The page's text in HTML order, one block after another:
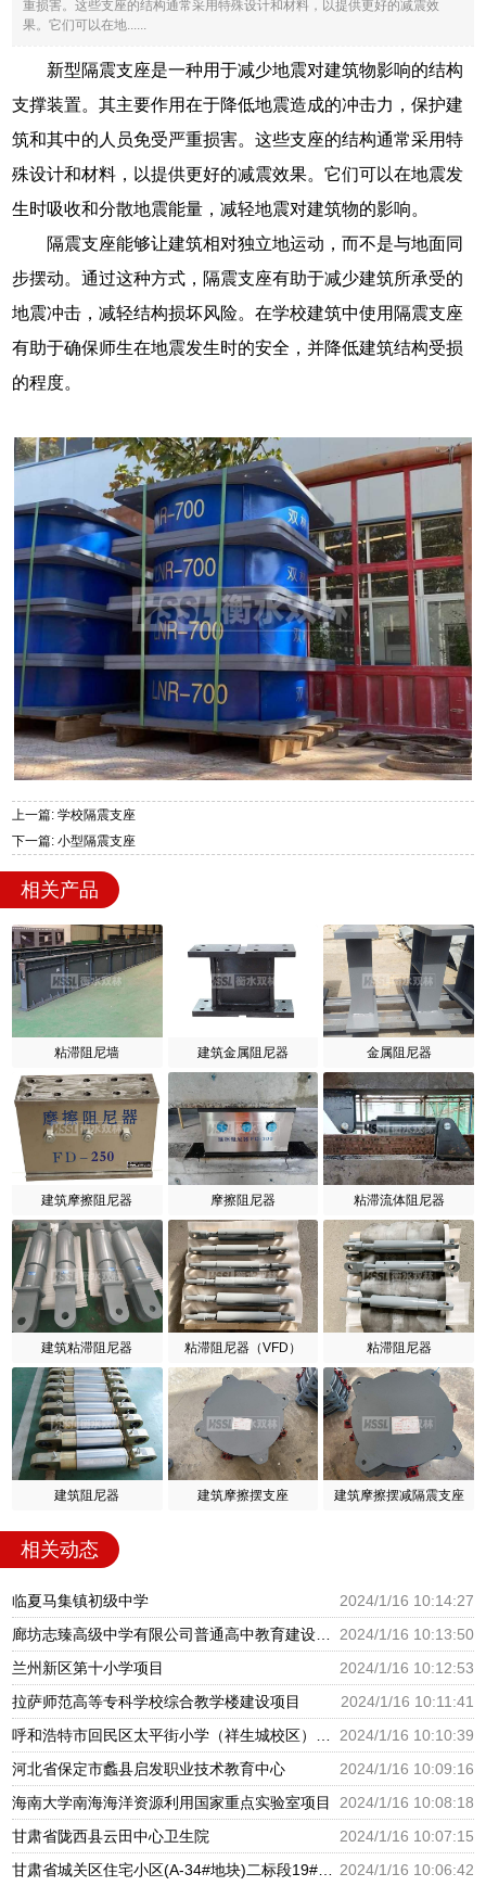
重损害。这些支座的结构通常采用特殊设计和材料，以提供更好的减震效
果。它们可以在地......
新型隔震支座是一种用于减少地震对建筑物影响的结构
支撑装置。其主要作用在于降低地震造成的冲击力，保护建
筑和其中的人员免受严重损害。这些支座的结构通常采用特
殊设计和材料，以提供更好的减震效果。它们可以在地震发
生时吸收和分散地震能量，减轻地震对建筑物的影响。
隔震支座能够让建筑相对独立地运动，而不是与地面同
步摆动。通过这种方式，隔震支座有助于减少建筑所承受的
地震冲击，减轻结构损坏风险。在学校建筑中使用隔震支座
有助于确保师生在地震发生时的安全，并降低建筑结构受损
的程度。
上一篇: 学校隔震支座
下一篇: 小型隔震支座
相关产品
粘滞阻尼墙 建筑金属阻尼器 金属阻尼器
建筑摩擦阻尼器 摩擦阻尼器 粘滞流体阻尼器
建筑粘滞阻尼器 粘滞阻尼器（VFD） 粘滞阻尼器
建筑阻尼器 建筑摩擦摆支座 建筑摩擦摆减隔震支座
相关动态
临夏马集镇初级中学
2024/1/16 10:14:27
2024/1/16 10:13:50
兰州新区第十小学项目
2024/1/16 10:12:53
拉萨师范高等专科学校综合教学楼建设项目
2024/1/16 10:11:41
2024/1/16 10:10:39
河北省保定市蠡县启发职业技术教育中心
2024/1/16 10:09:16
海南大学南海海洋资源利用国家重点实验室项目
2024/1/16 10:08:18
甘肃省陇西县云田中心卫生院
2024/1/16 10:07:15
2024/1/16 10:06:42